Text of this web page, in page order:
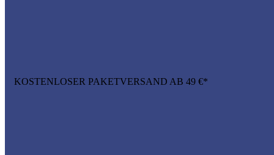
KOSTENLOSER PAKETVERSAND AB 49 €*